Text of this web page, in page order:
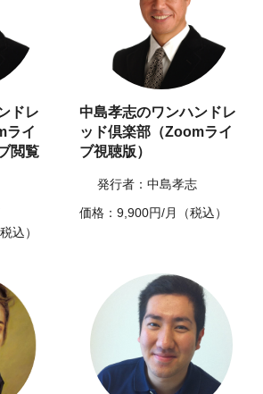
ドレ
ライ
閲覧
込）
中島孝志のワンハンドレ
ッド倶楽部（Zoomライ
ブ視聴版）
発行者：中島孝志
価格：9,900円/月（税込）